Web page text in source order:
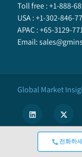
전화하
Toll free :+1-888-
USA :+1-302-846-
APAC :+65-3129-
Email:
Global Market
We use cookies to